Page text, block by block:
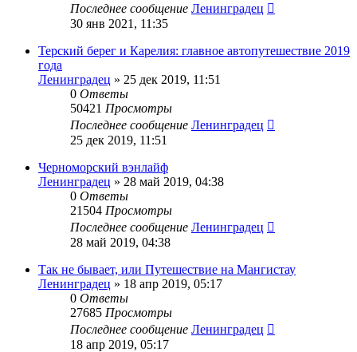
Последнее сообщение Ленинградец
30 янв 2021, 11:35
Терский берег и Карелия: главное автопутешествие 2019
года
Ленинградец » 25 дек 2019, 11:51
0 Ответы
50421 Просмотры
Последнее сообщение Ленинградец
25 дек 2019, 11:51
Черноморский вэнлайф
Ленинградец » 28 май 2019, 04:38
0 Ответы
21504 Просмотры
Последнее сообщение Ленинградец
28 май 2019, 04:38
Так не бывает, или Путешествие на Мангистау
Ленинградец » 18 апр 2019, 05:17
0 Ответы
27685 Просмотры
Последнее сообщение Ленинградец
18 апр 2019, 05:17